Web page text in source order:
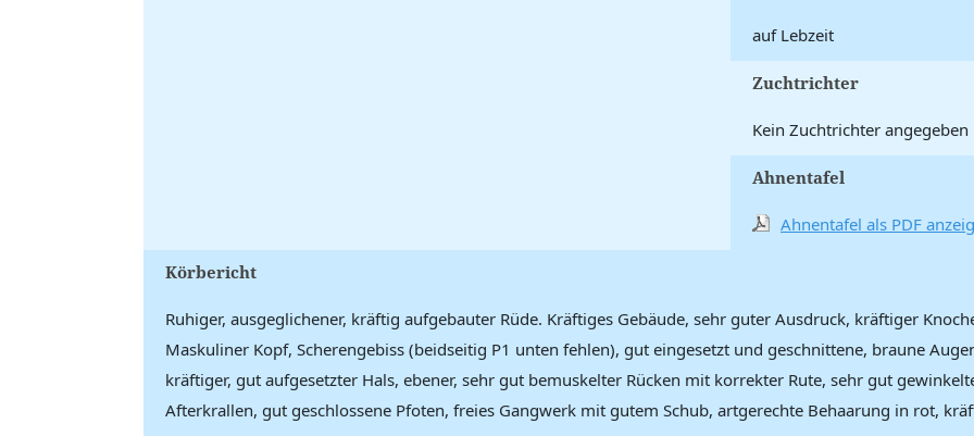
auf Lebzeit
Zuchtrichter
Kein Zuchtrichter angegeben
Ahnentafel
Ahnentafel als PDF
Körbericht
Ruhiger, ausgeglichener, kräftig aufgebauter Rüde. Kräftiges Gebäude, sehr guter Ausdruck, kräftiger
Maskuliner Kopf, Scherengebiss (beidseitig P1 unten fehlen), gut eingesetzt und geschnittene, braune
kräftiger, gut aufgesetzter Hals, ebener, sehr gut bemuskelter Rücken mit korrekter Rute, sehr gut
Afterkrallen, gut geschlossene Pfoten, freies Gangwerk mit gutem Schub, artgerechte Behaarung in rot,